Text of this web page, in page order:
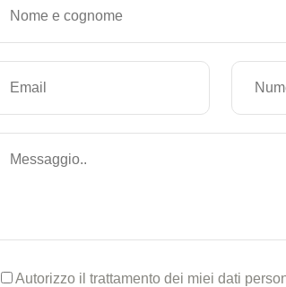
Autorizzo il trattamento dei miei dati